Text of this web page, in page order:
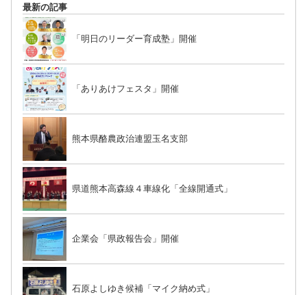
最新の記事
「明日のリーダー育成塾」開催
「ありあけフェスタ」開催
熊本県酪農政治連盟玉名支部
県道熊本高森線４車線化「全線開通式」
企業会「県政報告会」開催
石原よしゆき候補「マイク納め式」